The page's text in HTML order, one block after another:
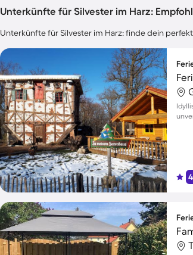
Unterkünfte für Silvester im Harz:
Unterkünfte für Silvester im Harz: finde dein